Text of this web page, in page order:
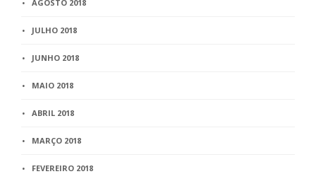
AGOSTO 2018
JULHO 2018
JUNHO 2018
MAIO 2018
ABRIL 2018
MARÇO 2018
FEVEREIRO 2018